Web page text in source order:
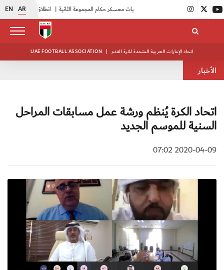
EN AR انطلاق منافسات بطولة النخبة لحرس الرئاسة |
UAE FOOTBALL ASSOCIATION | اتحاد الإمارات العربية المتحدة لكرة القدم
الأخبار
اتحاد الكرة يُنظم ورشة عمل مسابقات المراحل
السنية للموسم الجديد
2020-04-09 07:02